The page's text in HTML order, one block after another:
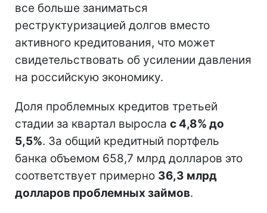
все больше заниматься
реструктуризацией долгов вместо
активного кредитования, что может
свидетельствовать об усилении давления
на российскую экономику.
Доля проблемных кредитов третьей
стадии за квартал выросла с 4,8% до
5,5%. За общий кредитный портфель
банка объемом 658,7 млрд долларов это
соответствует примерно 36,3 млрд
долларов проблемных займов.